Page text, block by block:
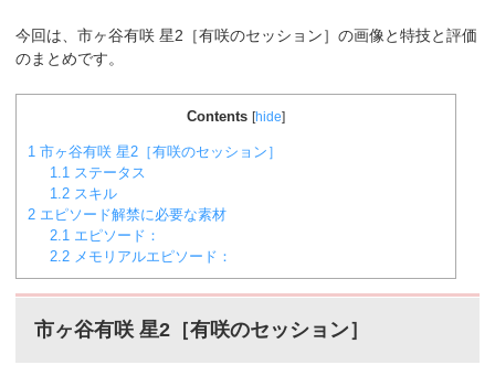
今回は、市ヶ谷有咲 星2［有咲のセッション］の画像と特技と評価
のまとめです。
Contents [hide]
1 市ヶ谷有咲 星2［有咲のセッション］
1.1 ステータス
1.2 スキル
2 エピソード解禁に必要な素材
2.1 エピソード：
2.2 メモリアルエピソード：
市ヶ谷有咲 星2［有咲のセッション］